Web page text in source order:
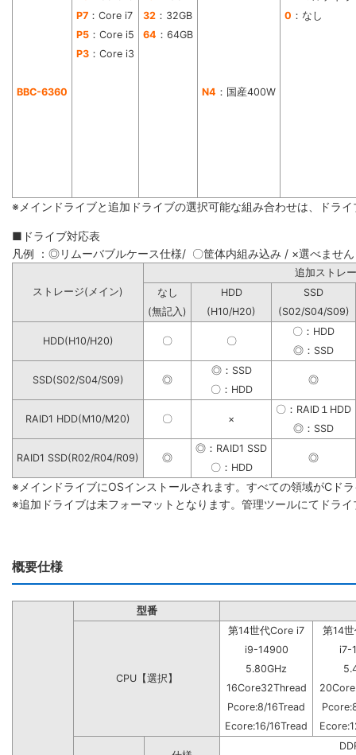
BBC-6360 N4 ：国産400W
P7 ：Core i7 32 ：32GB 0 ：なし
P5 ：Core i5 64 ：64GB
P3 ：Core i3
※メインドライブと追加ドライブの選択可能な組み合わせは、ドラ
■ドライブ対応表
凡例 ：◎リムーバブルケース仕様/ 〇筐体内組み込み / ×選べません
追加ストレ
ストレージ(メイン)
なし HDD
SSD
(無記入)
(H10/H20) (S02/S04/S09)
HDD(H10/H20) 〇 〇
〇：HDD
◎：SSD
SSD(S02/S04/S09) ◎
◎：SSD
◎
〇：HDD
RAID1 HDD(M10/M20) 〇 ×
〇：RAID１HDD
◎：SSD
RAID1 SSD(R02/R04/R09) ◎
◎：RAID1 SSD
◎
〇：HDD
※メインドライブにOSインストールされます。すべての領域がCド
※追加ドライブは未フォーマットとなります。管理ツールにてドラ
概要仕様
型番
CPU【選択】
第14世代Core i7
第14
i9-14900
i7-
5.80GHz
16Core32Thread
Pcore:8/16Tread
Ecore:16/16Tread